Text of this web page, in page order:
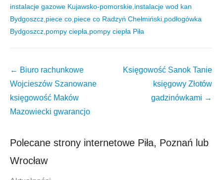
instalacje gazowe Kujawsko-pomorskie instalacje wod kan
Bydgoszcz piece co piece co Radzyń Chełmiński podłogówka
Bydgoszcz pompy ciepła pompy ciepła Piła
Nawigacja
wpisów
← Biuro rachunkowe
Wojcieszów Szanowane
księgowość Maków
Mazowiecki gwarancjo
Księgowość Sanok Tanie
księgowy Złotów
gadzinówkami →
Polecane strony internetowe Piła, Poznań lub
Wrocław